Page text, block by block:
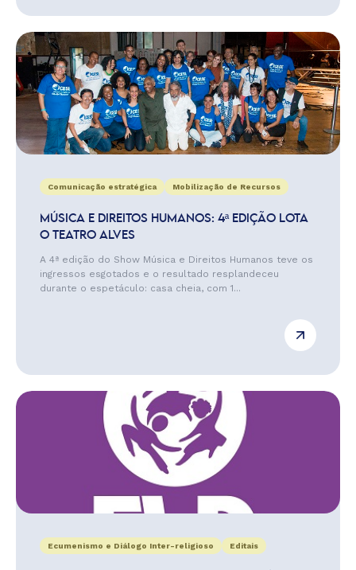
Comunicação estratégica Mobilização de Recursos
MÚSICA E DIREITOS HUMANOS: 4ª EDIÇÃO LOTA
O TEATRO ALVES
A 4ª edição do Show Música e Direitos Humanos teve os
ingressos esgotados e o resultado resplandeceu
durante o espetáculo: casa cheia, com 1...
Ecumenismo e Diálogo Inter-religioso Editais